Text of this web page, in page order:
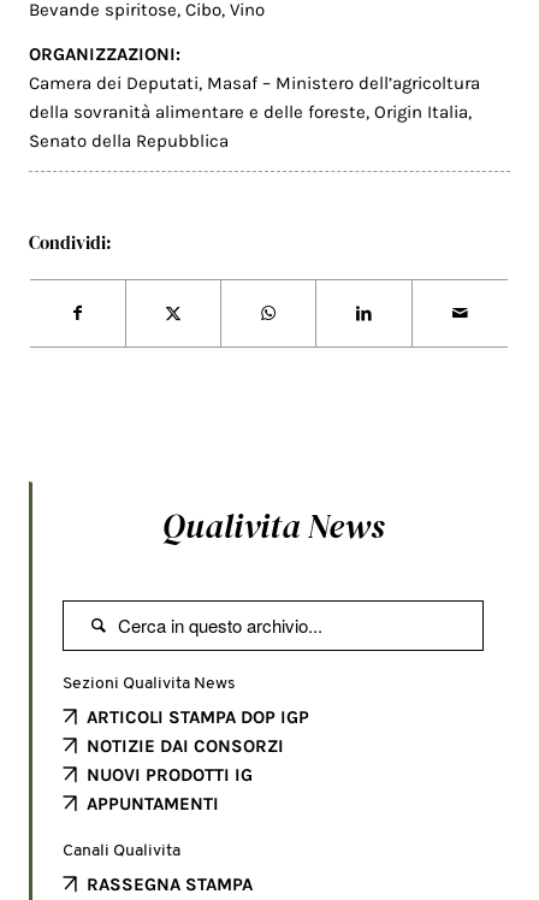
Bevande spiritose,Cibo,Vino
ORGANIZZAZIONI:
Camera dei Deputati, Masaf – Ministero dell’agricoltura
della sovranità alimentare e delle foreste,Origin Italia,
Senato della Repubblica
Condividi:
Qualivita News

Sezioni Qualivita News
ARTICOLI STAMPA DOP IGP
NOTIZIE DAI CONSORZI
NUOVI PRODOTTI IG
APPUNTAMENTI
Canali Qualivita
RASSEGNA STAMPA